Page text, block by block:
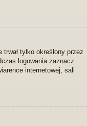
trwał tylko określony przez
logowania zaznacz
internetowej, sali